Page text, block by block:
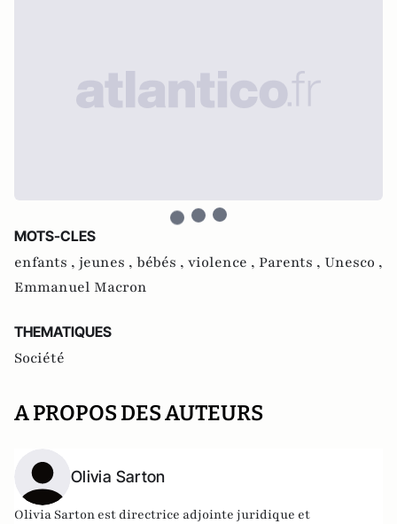
MOTS-CLES
enfants , jeunes , bébés , violence , Parents , Unesco ,
Emmanuel Macron
THEMATIQUES
Société
A PROPOS DES AUTEURS
Olivia Sarton
Olivia Sarton est directrice adjointe juridique et